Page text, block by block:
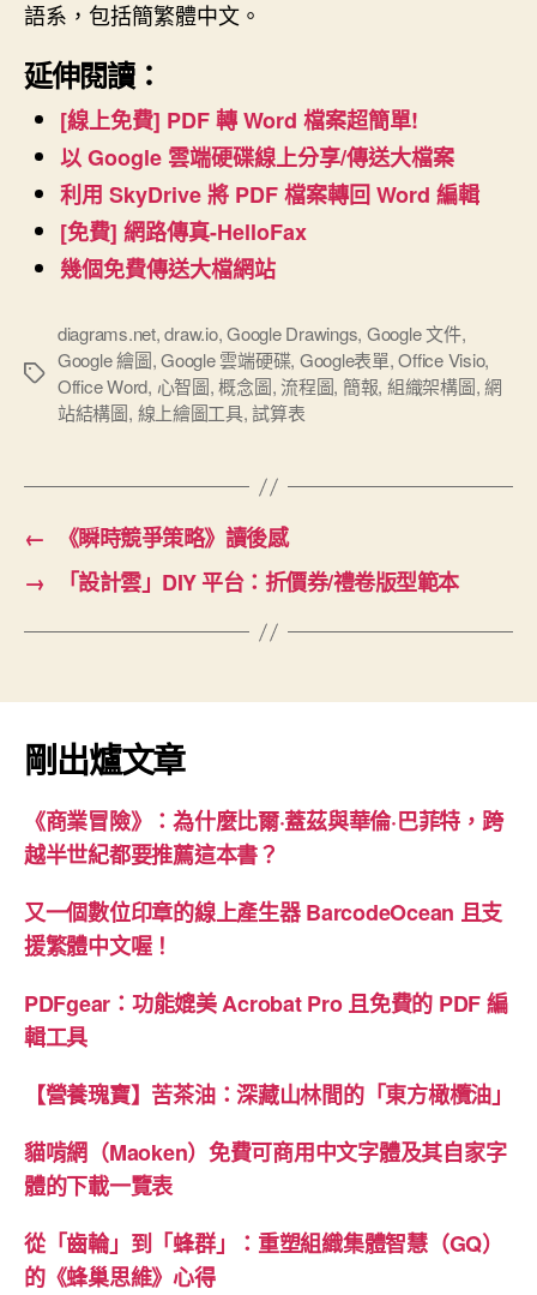
語系，包括簡繁體中文。
延伸閱讀：
[線上免費] PDF 轉 Word 檔案超簡單!
以 Google 雲端硬碟線上分享/傳送大檔案
利用 SkyDrive 將 PDF 檔案轉回 Word 編輯
[免費] 網路傳真-HelloFax
幾個免費傳送大檔網站
標
diagrams.net,draw.io,Google Drawings, Google 文件,
Google 繪圖,Google 雲端硬碟, Google表單,Office Visio,
Office Word, 心智圖,概念圖,流程圖, 簡報, 組織架構圖,網
站結構圖, 線上繪圖工具,試算表
←
《瞬時競爭策略》讀後感
→
「設計雲」DIY 平台：折價券/禮卷版型範本
剛出爐文章
《商業冒險》：為什麼比爾·蓋茲與華倫·巴菲特，跨
越半世紀都要推薦這本書？
又一個數位印章的線上產生器 BarcodeOcean 且支
援繁體中文喔！
PDFgear：功能媲美 Acrobat Pro 且免費的 PDF 編
輯工具
【營養瑰寶】苦茶油：深藏山林間的「東方橄欖油」
貓啃網（Maoken）免費可商用中文字體及其自家字
體的下載一覽表
從「齒輪」到「蜂群」：重塑組織集體智慧（GQ）
的《蜂巢思維》心得